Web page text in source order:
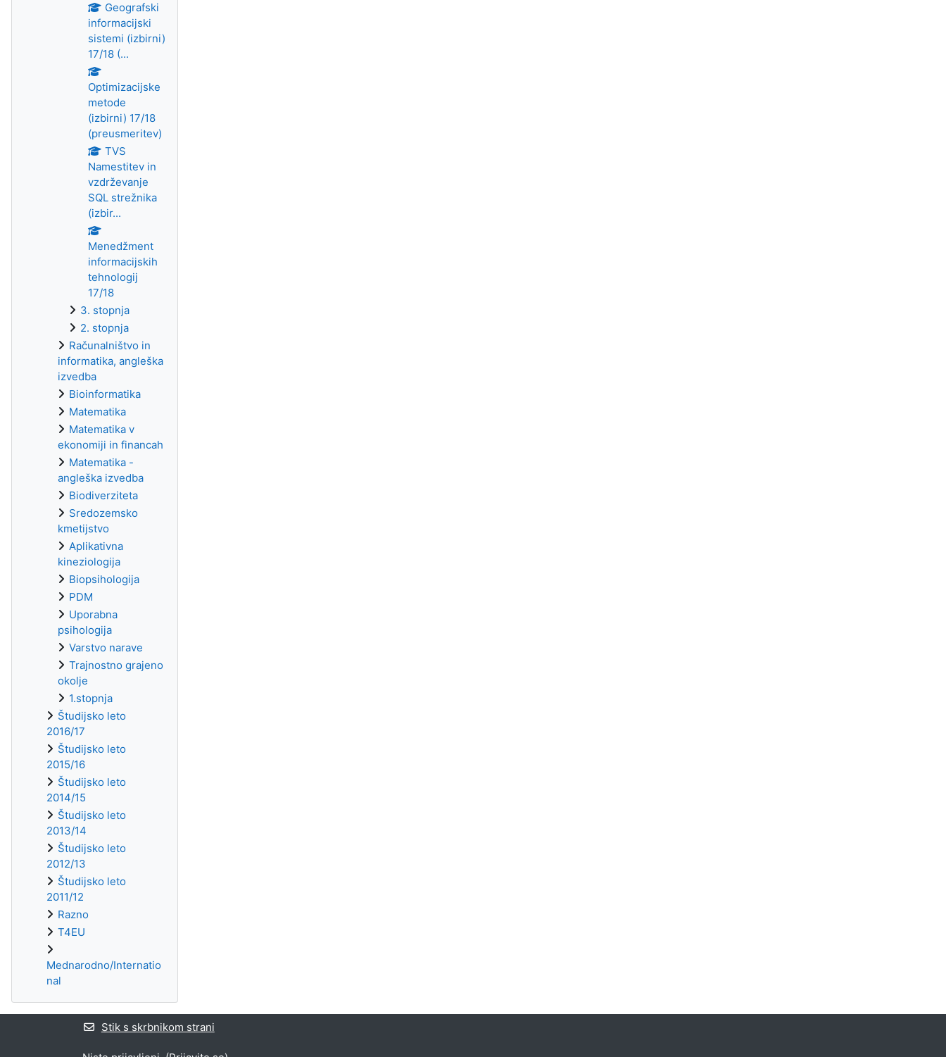
Geografski
informacijski
sistemi (izbirni)
17/18 (...
Optimizacijske
metode
(izbirni) 17/18
(preusmeritev)
TVS
Namestitev in
vzdrževanje
SQL strežnika
(izbir...
Menedžment
informacijskih
tehnologij
17/18
3. stopnja
2. stopnja
Računalništvo in
informatika, angleška
izvedba
Bioinformatika
Matematika
Matematika v
ekonomiji in financah
Matematika -
angleška izvedba
Biodiverziteta
Sredozemsko
kmetijstvo
Aplikativna
kineziologija
Biopsihologija
PDM
Uporabna
psihologija
Varstvo narave
Trajnostno grajeno
okolje
1.stopnja
Študijsko leto
2016/17
Študijsko leto
2015/16
Študijsko leto
2014/15
Študijsko leto
2013/14
Študijsko leto
2012/13
Študijsko leto
2011/12
Razno
T4EU
Mednarodno/Internatio
nal
Stik s skrbnikom strani